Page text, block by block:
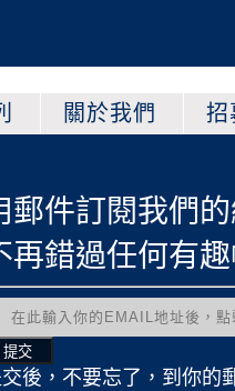
關於我們 招
我們的網站，
何有趣帖文！
，到你的郵箱進行驗